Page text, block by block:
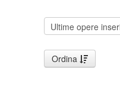
Ordina